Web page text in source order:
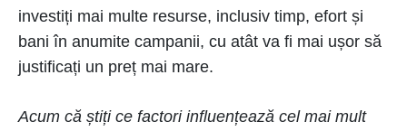
investiți mai multe resurse, inclusiv timp, efort și
bani în anumite campanii, cu atât va fi mai ușor să
justificați un preț mai mare.
Acum că știți ce factori influențează cel mai mult